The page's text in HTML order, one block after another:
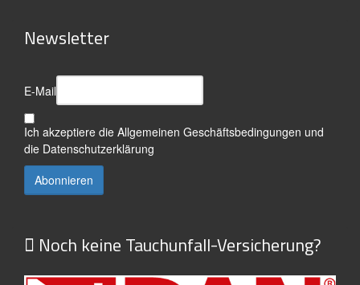
Newsletter
E-Mail
Ich akzeptiere die Allgemeinen Geschäftsbedingungen und
die Datenschutzerklärung
Noch keine Tauchunfall-Versicherung?